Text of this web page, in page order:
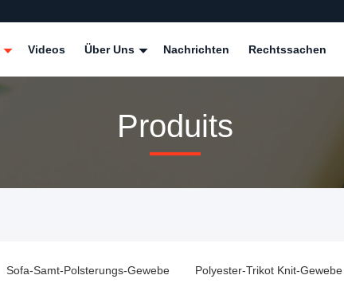
Videos Über Uns Nachrichten Rechtssachen
Produits
Sofa-Samt-Polsterungs-Gewebe Polyester-Trikot Knit-Gewebe